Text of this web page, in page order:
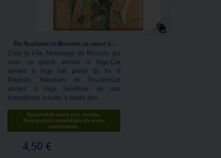
Fée Alkékenge de Brucero, un aimant à...
C'est la Fée Alkékenge de Brucero qui
orne ce grand aimant à frigo.Cet
aimant à frigo fait partie du lot 6
Magnets féeriques de BruceroCet
aimant à frigo bénéficie de nos
expéditions suivies à petits prix.
Disponible dans nos stocks.
Préparation immédiate de votre
commande.
4,50 €